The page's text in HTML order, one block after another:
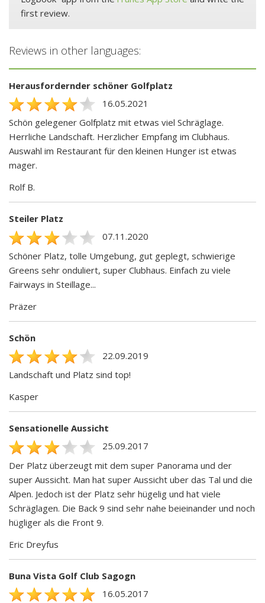
first review.
Reviews in other languages:
Herausfordernder schöner Golfplatz
16.05.2021
Schön gelegener Golfplatz mit etwas viel Schräglage.
Herrliche Landschaft. Herzlicher Empfang im Clubhaus.
Auswahl im Restaurant für den kleinen Hunger ist etwas
mager.
Rolf B.
Steiler Platz
07.11.2020
Schöner Platz, tolle Umgebung, gut geplegt, schwierige
Greens sehr onduliert, super Clubhaus. Einfach zu viele
Fairways in Steillage...
Präzer
Schön
22.09.2019
Landschaft und Platz sind top!
Kasper
Sensationelle Aussicht
25.09.2017
Der Platz überzeugt mit dem super Panorama und der
super Aussicht. Man hat super Aussicht uber das Tal und die
Alpen. Jedoch ist der Platz sehr hügelig und hat viele
Schräglagen. Die Back 9 sind sehr nahe beieinander und noch
hügliger als die Front 9.
Eric Dreyfus
Buna Vista Golf Club Sagogn
16.05.2017